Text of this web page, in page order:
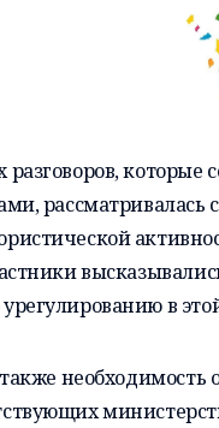
которые
рассматривалась
в
необходимость